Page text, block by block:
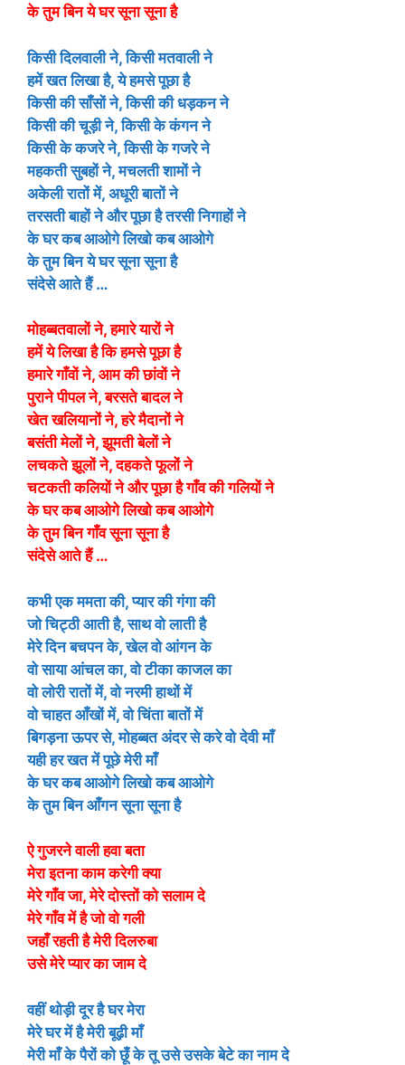
के तुम बिन ये घर सूना सूना है
किसी दिलवाली ने, किसी मतवाली ने
हमें खत लिखा है, ये हमसे पूछा है
किसी की साँसों ने, किसी की धड़कन ने
किसी की चूड़ी ने, किसी के कंगन ने
किसी के कजरे ने, किसी के गजरे ने
महकती सुबहों ने, मचलती शामों ने
अकेली रातों में, अधूरी बातों ने
तरसती बाहों ने और पूछा है तरसी निगाहों ने
के घर कब आओगे लिखो कब आओगे
के तुम बिन ये घर सूना सूना है
संदेसे आते हैं …
मोहब्बतवालों ने, हमारे यारों ने
हमें ये लिखा है कि हमसे पूछा है
हमारे गाँवों ने, आम की छांवों ने
पुराने पीपल ने, बरसते बादल ने
खेत खलियानों ने, हरे मैदानों ने
बसंती मेलों ने, झूमती बेलों ने
लचकते झूलों ने, दहकते फूलों ने
चटकती कलियों ने और पूछा है गाँव की गलियों ने
के घर कब आओगे लिखो कब आओगे
के तुम बिन गाँव सूना सूना है
संदेसे आते हैं …
कभी एक ममता की, प्यार की गंगा की
जो चिट्ठी आती है, साथ वो लाती है
मेरे दिन बचपन के, खेल वो आंगन के
वो साया आंचल का, वो टीका काजल का
वो लोरी रातों में, वो नरमी हाथों में
वो चाहत आँखों में, वो चिंता बातों में
बिगड़ना ऊपर से, मोहब्बत अंदर से करे वो देवी माँ
यही हर खत में पूछे मेरी माँ
के घर कब आओगे लिखो कब आओगे
के तुम बिन आँगन सूना सूना है
ऐ गुजरने वाली हवा बता
मेरा इतना काम करेगी क्या
मेरे गाँव जा, मेरे दोस्तों को सलाम दे
मेरे गाँव में है जो वो गली
जहाँ रहती है मेरी दिलरुबा
उसे मेरे प्यार का जाम दे
वहीं थोड़ी दूर है घर मेरा
मेरे घर में है मेरी बूढ़ी माँ
मेरी माँ के पैरों को छूँ के तू उसे उसके बेटे का नाम दे